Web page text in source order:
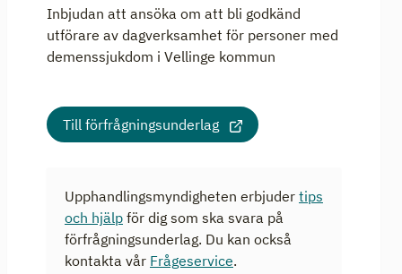
Inbjudan att ansöka om att bli godkänd
utförare av dagverksamhet för personer med
demenssjukdom i Vellinge kommun
Till förfrågningsunderlag
Upphandlingsmyndigheten erbjuder tips
och hjälp för dig som ska svara på
förfrågningsunderlag. Du kan också
kontakta vår Frågeservice.